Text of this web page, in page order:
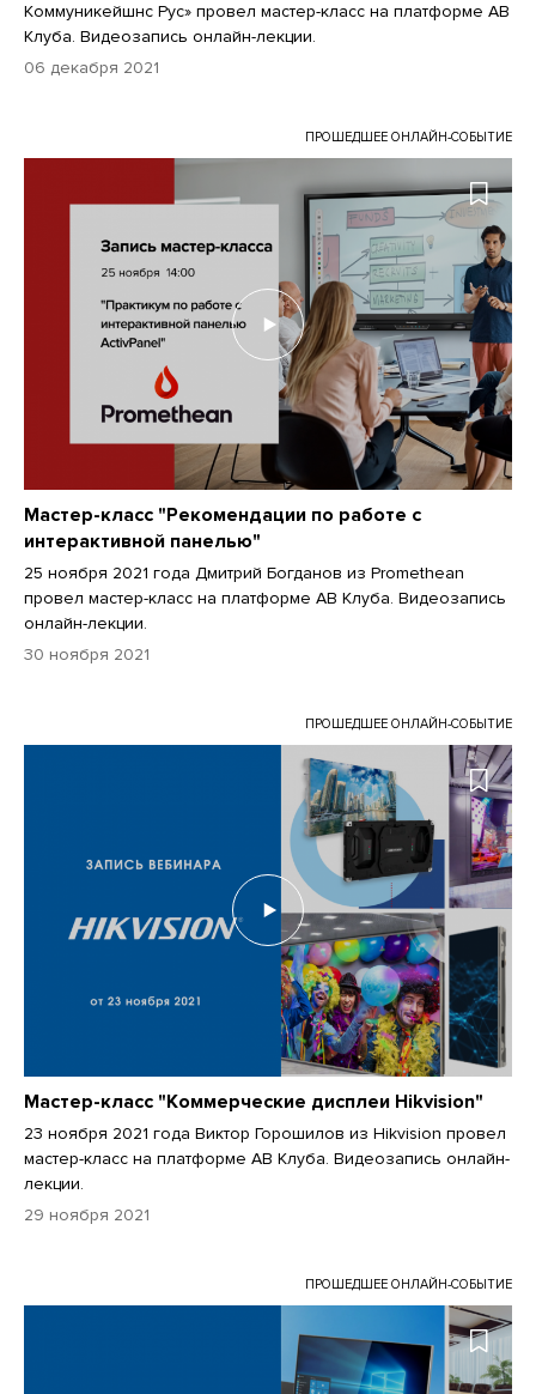
Коммуникейшнс Рус» провел мастер-класс на платформе АВ
Клуба. Видеозапись онлайн-лекции.
06 декабря 2021
ПРОШЕДШЕЕ ОНЛАЙН-СОБЫТИЕ
Мастер-класс "Рекомендации по работе с
интерактивной панелью"
25 ноября 2021 года Дмитрий Богданов из Promethean
провел мастер-класс на платформе АВ Клуба. Видеозапись
онлайн-лекции.
30 ноября 2021
ПРОШЕДШЕЕ ОНЛАЙН-СОБЫТИЕ
Мастер-класс "Коммерческие дисплеи Hikvision"
23 ноября 2021 года Виктор Горошилов из Hikvision провел
мастер-класс на платформе АВ Клуба. Видеозапись онлайн-
лекции.
29 ноября 2021
ПРОШЕДШЕЕ ОНЛАЙН-СОБЫТИЕ